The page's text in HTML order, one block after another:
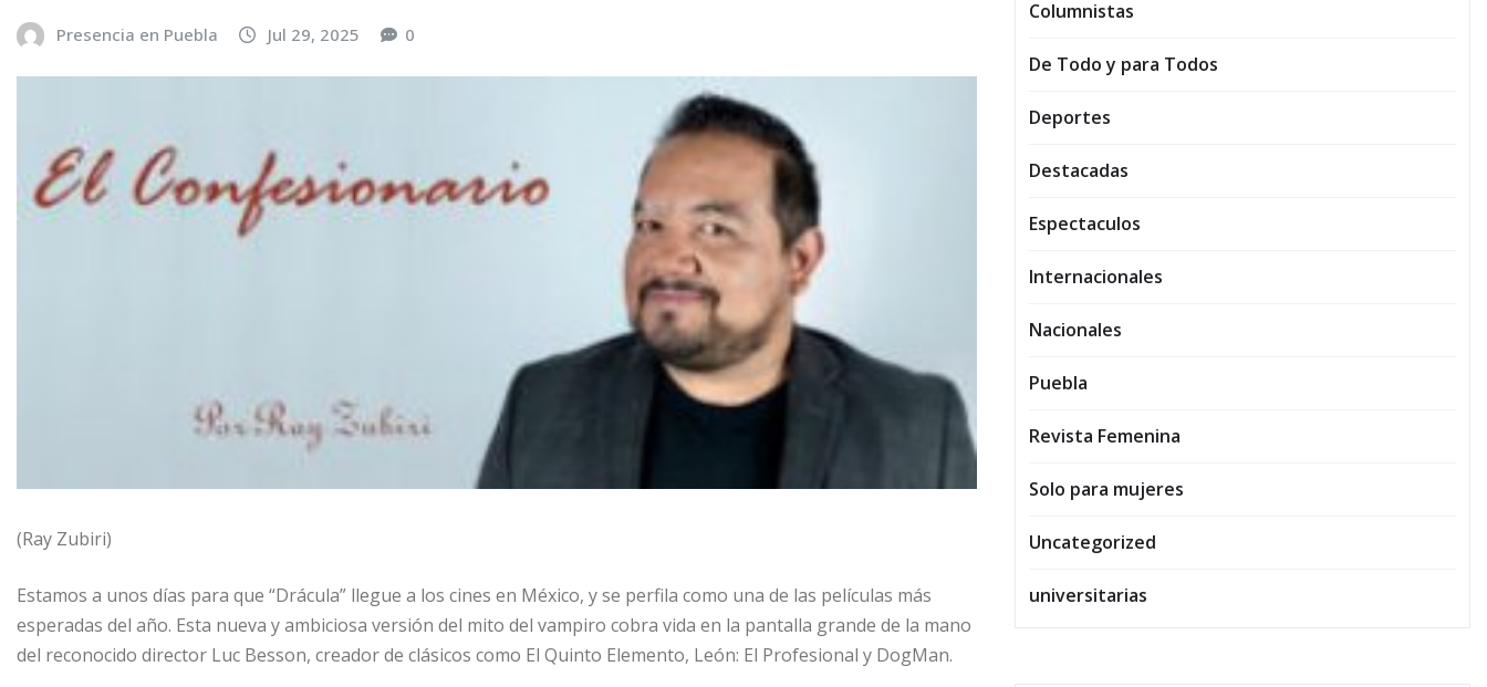
Presencia en Puebla Jul 29, 2025 0
(Ray Zubiri)
Estamos a unos días para que “Drácula” llegue a los cines en México, y se perfila como una de las películas más
esperadas del año. Esta nueva y ambiciosa versión del mito del vampiro cobra vida en la pantalla grande de la mano
del reconocido director Luc Besson, creador de clásicos como El Quinto Elemento, León: El Profesional y DogMan.
Columnistas
De Todo y para Todos
Deportes
Destacadas
Espectaculos
Internacionales
Nacionales
Puebla
Revista Femenina
Solo para mujeres
Uncategorized
universitarias